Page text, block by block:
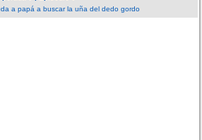
a papá a buscar la uña del dedo gordo